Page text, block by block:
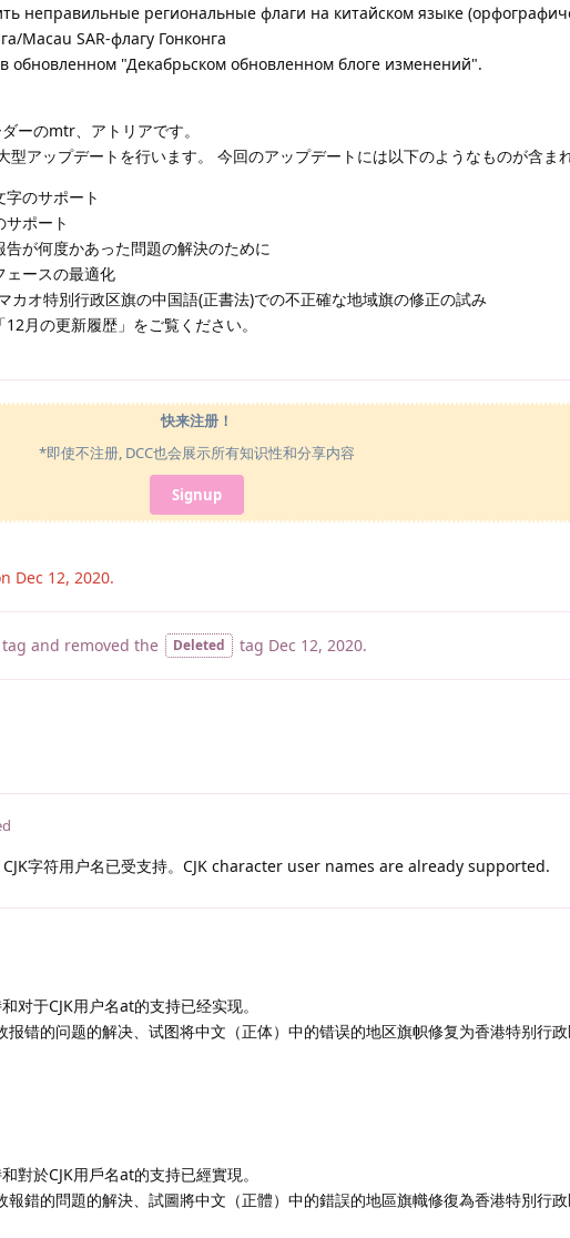
неправильные региональные флаги на китайском языке
Macau SAR-флагу Гонконга
обновленном "Декабрьском обновленном блоге изменений".
ーのmtr、アトリアです。
型アップデートを行います。 今回のアップデートには以下のようなものが含まれ
のサポート
サポート
告が何度かあった問題の解決のために
ェースの最適化
カオ特別行政区旗の中国語(正書法)での不正確な地域旗の修正の試み
月の更新履歴」をご覧ください。
快来注册！
*即使不注册, DCC也会展示所有知识性和分享内容
Signup
Dec 12, 2020.
tag and removed the Deleted tag Dec 12, 2020.
CJK字符用户名已受支持。CJK character user names are already supported.
对于CJK用户名at的支持已经实现。
报错的问题的解决、试图将中文（正体）中的错误的地区旗帜修复为香港特别行
對於CJK用戶名at的支持已經實現。
報錯的問題的解決、試圖將中文（正體）中的錯誤的地區旗幟修復為香港特別行